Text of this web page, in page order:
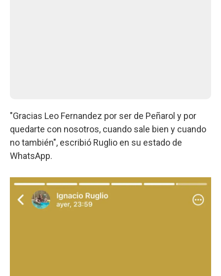
"Gracias Leo Fernandez por ser de Peñarol y por
quedarte con nosotros, cuando sale bien y cuando
no también", escribió Ruglio en su estado de
WhatsApp.